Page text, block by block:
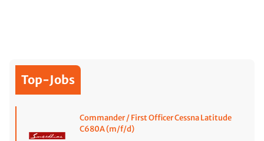
Top-Jobs
Commander / First Officer Cessna Latitude
C680A (m/f/d)